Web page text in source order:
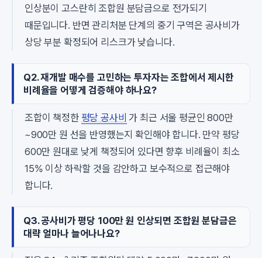
인상분이 고스란히 조합원 분담금으로 전가되기
때문입니다. 반면 관리처분 단계의 중기 구역은 공사비가
상당 부분 확정되어 리스크가 낮습니다.
Q2. 재개발 매수를 고민하는 투자자는 조합에서 제시한
비례율을 어떻게 검증해야 하나요?
조합이 책정한 평당 공사비 가 최근 서울 평균인 800만
~900만 원 선을 반영했는지 확인해야 합니다. 만약 평당
600만 원대로 낮게 책정되어 있다면 향후 비례율이 최소
15% 이상 하락할 것을 감안하고 보수적으로 접근해야
합니다.
Q3. 공사비가 평당 100만 원 인상되면 조합원 분담금은
대략 얼마나 늘어나나요?